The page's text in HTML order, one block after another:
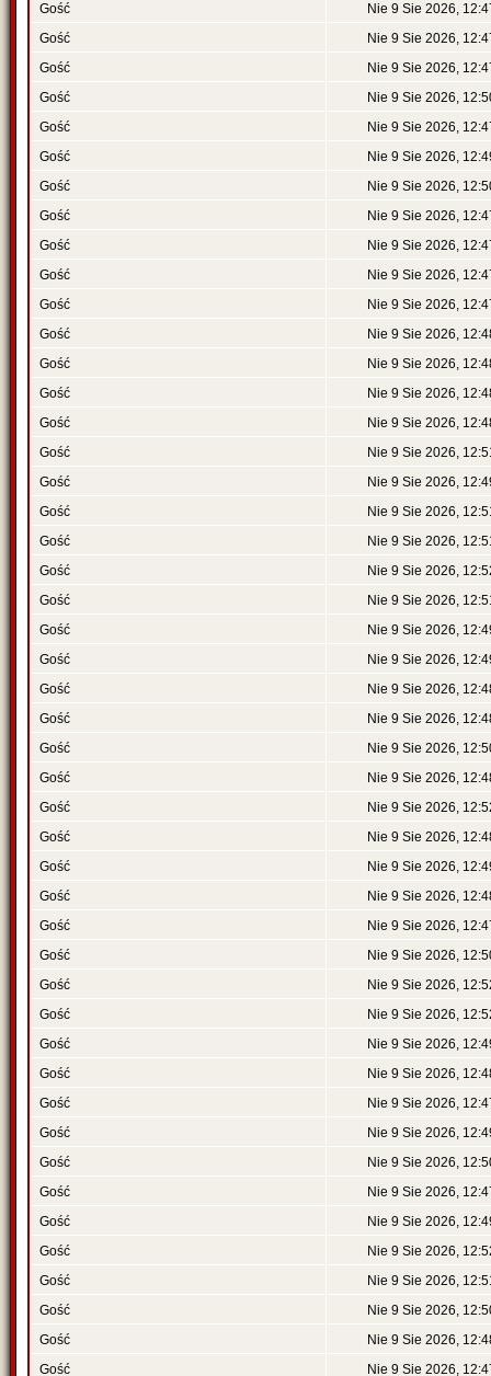
Gość
Nie 9 Sie 2026,
Gość
Nie 9 Sie 2026,
Gość
Nie 9 Sie 2026,
Gość
Nie 9 Sie 2026,
Gość
Nie 9 Sie 2026,
Gość
Nie 9 Sie 2026,
Gość
Nie 9 Sie 2026,
Gość
Nie 9 Sie 2026,
Gość
Nie 9 Sie 2026,
Gość
Nie 9 Sie 2026,
Gość
Nie 9 Sie 2026,
Gość
Nie 9 Sie 2026,
Gość
Nie 9 Sie 2026,
Gość
Nie 9 Sie 2026,
Gość
Nie 9 Sie 2026,
Gość
Nie 9 Sie 2026,
Gość
Nie 9 Sie 2026,
Gość
Nie 9 Sie 2026,
Gość
Nie 9 Sie 2026,
Gość
Nie 9 Sie 2026,
Gość
Nie 9 Sie 2026,
Gość
Nie 9 Sie 2026,
Gość
Nie 9 Sie 2026,
Gość
Nie 9 Sie 2026,
Gość
Nie 9 Sie 2026,
Gość
Nie 9 Sie 2026,
Gość
Nie 9 Sie 2026,
Gość
Nie 9 Sie 2026,
Gość
Nie 9 Sie 2026,
Gość
Nie 9 Sie 2026,
Gość
Nie 9 Sie 2026,
Gość
Nie 9 Sie 2026,
Gość
Nie 9 Sie 2026,
Gość
Nie 9 Sie 2026,
Gość
Nie 9 Sie 2026,
Gość
Nie 9 Sie 2026,
Gość
Nie 9 Sie 2026,
Gość
Nie 9 Sie 2026,
Gość
Nie 9 Sie 2026,
Gość
Nie 9 Sie 2026,
Gość
Nie 9 Sie 2026,
Gość
Nie 9 Sie 2026,
Gość
Nie 9 Sie 2026,
Gość
Nie 9 Sie 2026,
Gość
Nie 9 Sie 2026,
Gość
Nie 9 Sie 2026,
Gość
Nie 9 Sie 2026,